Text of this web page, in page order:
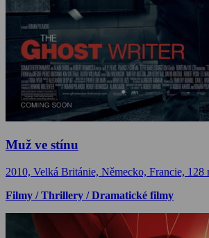
Muž ve stínu
2010, Velká Británie, Německo, Francie, 128
Filmy / Thrillery / Dramatické filmy